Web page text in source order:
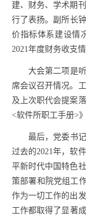
建、财务、学术期
行了表扬。副所长
价指标体系建设情
2021年度财务收支
大会第二项是
席会议召开情况。
及上次职代会提案
<软件所职工手册>
最后，党委书
过去的2021年，软
平新时代中国特色
策部署和院党组工
作为一切工作的出
工作都取得了显著